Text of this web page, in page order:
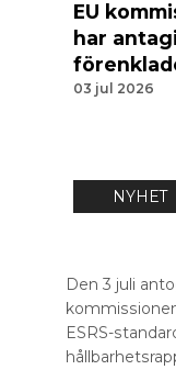
EU
har
03 jul 2026
NYHET
Den 3 juli
ESRS-